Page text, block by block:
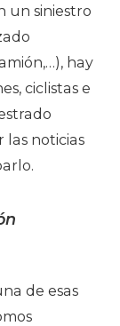
un siniestro
hay
ciclistas e
las noticias
de esas